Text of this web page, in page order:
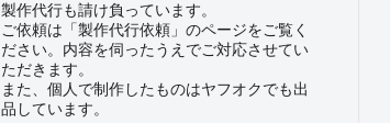
製作代行も請け負っています。
ご依頼は「製作代行依頼」のページをご覧く
ださい。内容を伺ったうえでご対応させてい
ただきます。
また、個人で制作したものはヤフオクでも出
品しています。